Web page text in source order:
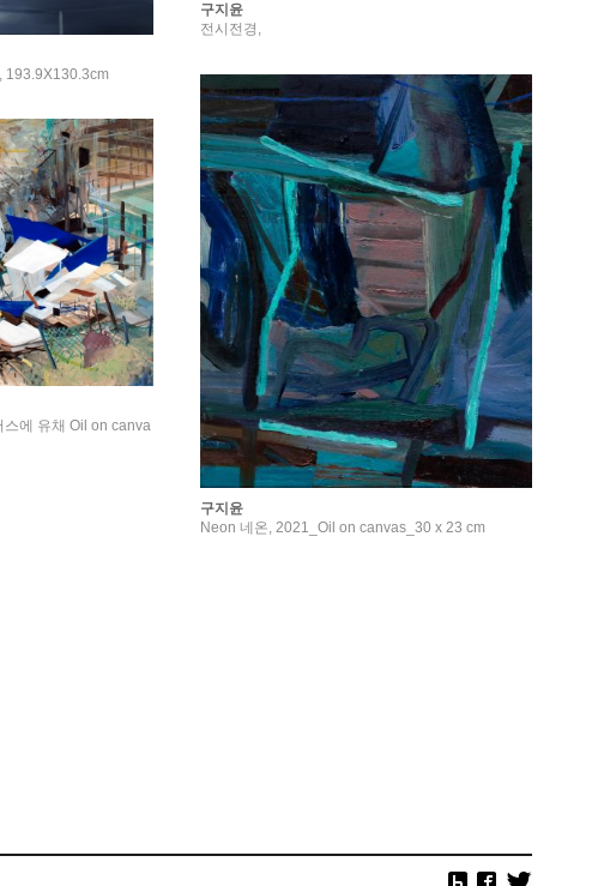
193.9X130.3cm
구지윤
전시전경,
구지윤
Neon 네온, 2021_Oil on canvas_30 x 23 cm
에 유채 Oil on canva